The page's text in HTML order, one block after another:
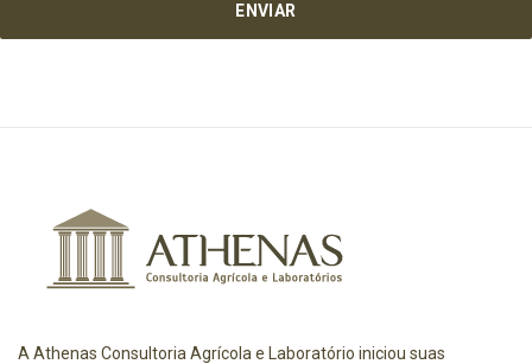
ENVIAR
A Athenas Consultoria Agrícola e Laboratório iniciou suas